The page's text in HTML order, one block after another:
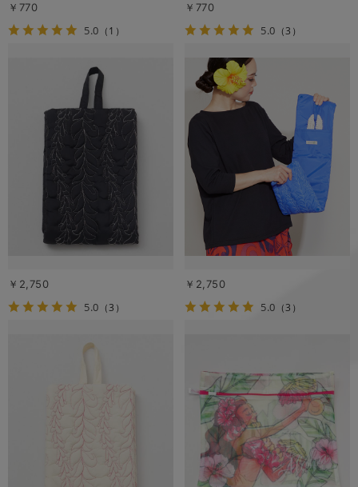
￥770
5.0 （1）
￥770
5.0 （3）
￥2,750
5.0 （3）
￥2,750
5.0 （3）